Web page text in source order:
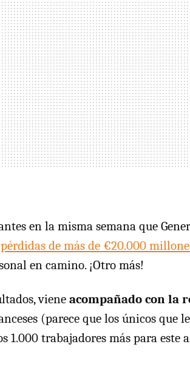
en la misma semana que
de más de €20.000
en camino. ¡Otro más!
viene acompañado con la
(parece que los únicos que
1.000 trabajadores más para este